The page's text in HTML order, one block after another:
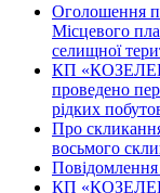
Оголошення
Місцевого
селищної
КП
проведено
рідких
Про скликання
восьмого
КП